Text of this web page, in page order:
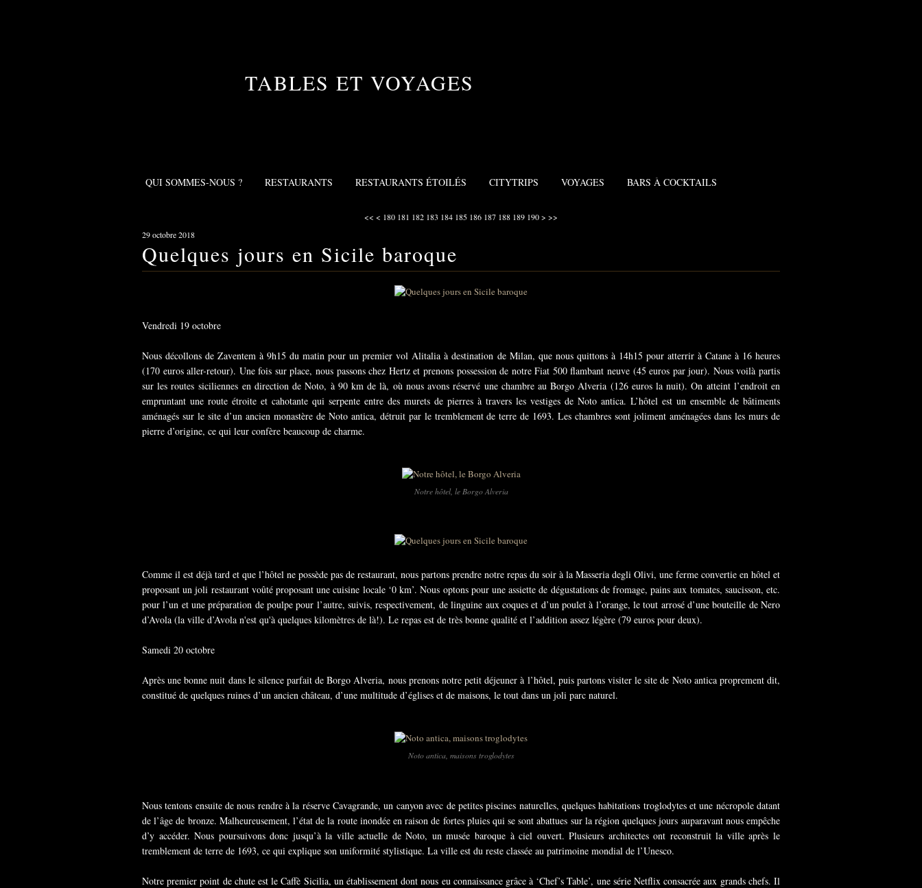
TABLES ET VOYAGES
QUI SOMMES-NOUS ? RESTAURANTS RESTAURANTS ÉTOILÉS CITYTRIPS VOYAGES BARS À COCKTAILS
<< < 100
110
120
130
140
150
160
170
180 181 182 183 184 185 186 187 188 189 190200
300
> >>
29 octobre 2018
Quelques jours en Sicile baroque
Vendredi 19 octobre
Nous décollons de Zaventem à 9h15 du matin pour un premier vol Alitalia à destination de Milan, que nous quittons à 14h15 pour atterrir à Catane à 16 heures
(170 euros aller-retour). Une fois sur place, nous passons chez Hertz et prenons possession de notre Fiat 500 flambant neuve (45 euros par jour). Nous voilà partis
sur les routes siciliennes en direction de Noto, à 90 km de là, où nous avons réservé une chambre au Borgo Alveria (126 euros la nuit). On atteint l’endroit en
empruntant une route étroite et cahotante qui serpente entre des murets de pierres à travers les vestiges de Noto antica. L’hôtel est un ensemble de bâtiments
aménagés sur le site d’un ancien monastère de Noto antica, détruit par le tremblement de terre de 1693. Les chambres sont joliment aménagées dans les murs de
pierre d’origine, ce qui leur confère beaucoup de charme.
Notre hôtel, le Borgo Alveria
Comme il est déjà tard et que l’hôtel ne possède pas de restaurant, nous partons prendre notre repas du soir à la Masseria degli Olivi, une ferme convertie en hôtel et
proposant un joli restaurant voûté proposant une cuisine locale ‘0 km’. Nous optons pour une assiette de dégustations de fromage, pains aux tomates, saucisson, etc.
pour l’un et une préparation de poulpe pour l’autre, suivis, respectivement, de linguine aux coques et d’un poulet à l’orange, le tout arrosé d’une bouteille de Nero
d’Avola (la ville d’Avola n'est qu'à quelques kilomètres de là!). Le repas est de très bonne qualité et l’addition assez légère (79 euros pour deux).
Samedi 20 octobre
Après une bonne nuit dans le silence parfait de Borgo Alveria, nous prenons notre petit déjeuner à l’hôtel, puis partons visiter le site de Noto antica proprement dit,
constitué de quelques ruines d’un ancien château, d’une multitude d’églises et de maisons, le tout dans un joli parc naturel.
Noto antica, maisons troglodytes
Nous tentons ensuite de nous rendre à la réserve Cavagrande, un canyon avec de petites piscines naturelles, quelques habitations troglodytes et une nécropole datant
de l’âge de bronze. Malheureusement, l’état de la route inondée en raison de fortes pluies qui se sont abattues sur la région quelques jours auparavant nous empêche
d’y accéder. Nous poursuivons donc jusqu’à la ville actuelle de Noto, un musée baroque à ciel ouvert. Plusieurs architectes ont reconstruit la ville après le
tremblement de terre de 1693, ce qui explique son uniformité stylistique. La ville est du reste classée au patrimoine mondial de l’Unesco.
Notre premier point de chute est le Caffè Sicilia, un établissement dont nous eu connaissance grâce à ‘Chef’s Table’, une série Netflix consacrée aux grands chefs. Il